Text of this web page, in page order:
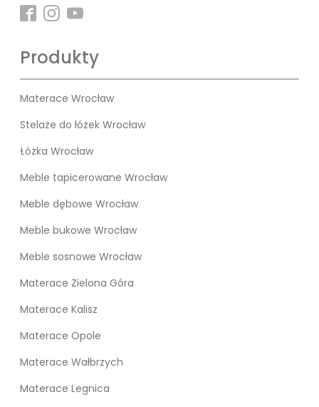
Produkty
Materace Wrocław
Stelaże do łóżek Wrocław
Łóżka Wrocław
Meble tapicerowane Wrocław
Meble dębowe Wrocław
Meble bukowe Wrocław
Meble sosnowe Wrocław
Materace Zielona Góra
Materace Kalisz
Materace Opole
Materace Wałbrzych
Materace Legnica